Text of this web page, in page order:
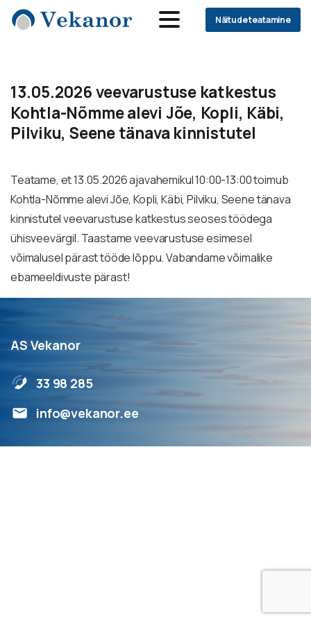
Näitude teatamine
13.05.2026veevarustuse katkestus
Kohtla-Nõmmealevi Jõe, Kopli, Käbi,
Pilviku, Seenetänava kinnistutel
Teatame, et 13.05.2026 ajavahemikul 10:00-13:00 toimub
Kohtla-Nõmme alevi Jõe, Kopli, Käbi, Pilviku, Seene tänava
kinnistutel veevarustuse katkestus seoses töödega
ühisveevärgil. Taastame veevarustuse esimesel
võimalusel pärast tööde lõppu. Vabandame võimalike
ebameeldivuste pärast!
AS Vekanor
33 98 285
info@vekanor.ee